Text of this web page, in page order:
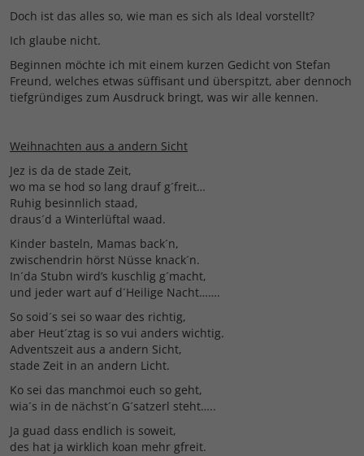
Doch ist das alles so, wie man es sich als Ideal vorstellt?
Ich glaube nicht.
Beginnen möchte ich mit einem kurzen Gedicht von Stefan
Freund, welches etwas süffisant und überspitzt, aber dennoch
tiefgründiges zum Ausdruck bringt, was wir alle kennen.
Weihnachten aus a andern Sicht
Jez is da de stade Zeit,
wo ma se hod so lang drauf g´freit…
Ruhig besinnlich staad,
draus´d a Winterlüftal waad.
Kinder basteln, Mamas back´n,
zwischendrin hörst Nüsse knack´n.
In´da Stubn wird’s kuschlig g´macht,
und jeder wart auf d´Heilige Nacht…….
So soid´s sei so waar des richtig,
aber Heut´ztag is so vui anders wichtig.
Adventszeit aus a andern Sicht,
stade Zeit in an andern Licht.
Ko sei das manchmoi euch so geht,
wia´s in de nächst´n G´satzerl steht…..
Ja guad dass endlich is soweit,
des hat ja wirklich koan mehr gfreit.